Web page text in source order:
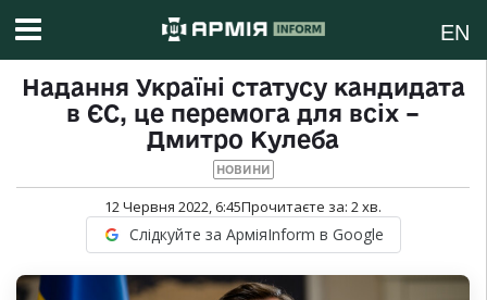
EN
Надання Україні статусу кандидата
в ЄС, це перемога для всіх –
Дмитро Кулеба
НОВИНИ
12 Червня 2022, 6:45Прочитаєте за: 2хв.
Слідкуйте за АрміяInform в Google